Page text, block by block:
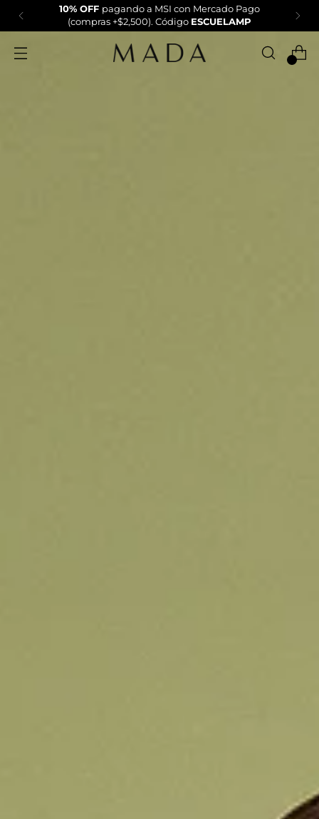
10% OFF pagando a MSI con Mercado Pago
(compras +$2,500). Código ESCUELAMP